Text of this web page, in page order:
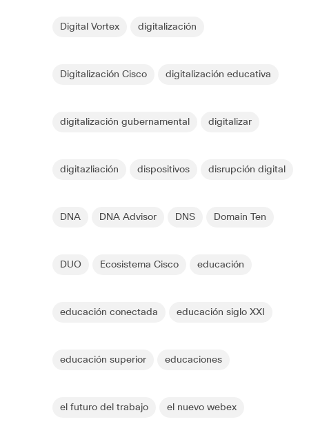
Digital Vortex digitalización
Digitalización Cisco digitalización educativa
digitalización gubernamental digitalizar
digitazliación dispositivos disrupción digital
DNA DNA Advisor DNS Domain Ten
DUO Ecosistema Cisco educación
educación conectada educación siglo XXI
educación superior educaciones
el futuro del trabajo el nuevo webex